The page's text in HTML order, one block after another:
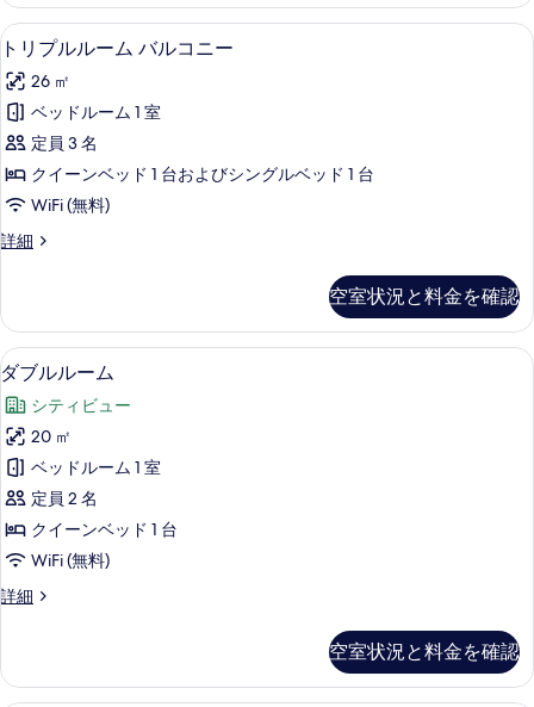
を
表
示
す
る
イ
ー
ン
ベ
ッ
ド
1
台
べ
て
の
写
真
を
表
示
す
る
ト
ル
ム
ク
イ
ー
ン
ベ
ッ
ド
詳
細
ト
リ
プ
ル
ル
ー
バ
コ
ニ
ー
の
す
べ
て
の
写
真
示
トリプルルーム バルコニー | ミニバ
10
トリプルルーム バルコニー
26 ㎡
ベッドルーム 1 室
定員 3 名
クイーンベッド 1 台およびシングルベッド 1 台
WiFi (無料)
詳細
ト
ル
ー
ム
バ
ル
コ
ニ
ー
の
詳
細
空室状況と料金を確認
ダ
ブ
ル
ル
ー
ム
の
べ
の
ダブルルーム | ミニバー (無料)、セ
5
ダブルルーム
シティビュー
20 ㎡
ベッドルーム 1 室
定員 2 名
クイーンベッド 1 台
WiFi (無料)
詳細
ダ
ー
ム
空室状況と料金を確認